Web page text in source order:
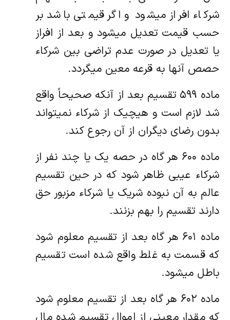
شرکاء افراز میشود و اگر قیمتی باشد بر
حسب قیمت تعدیل ‌میشود و بعد از افراز
یا تعدیل در صورت عدم تراضی بین شرکاء
حصص آنها به قرعه معین میگردد.
ماده ۵۹۹ تقسیم بعد از آنکه صحیحاً واقع
شد لازم است و هیچیک از شرکاء نمیتواند
بدون رضای دیگران از آن رجوع کند.
ماده ۶۰۰ هر گاه در حصه یک یا چند نفر از
شرکاء عیبی ظاهر شود که در حین تقسیم
عالم به آن نبوده شریک یا شرکاء مزبور حق
دارند تقسیم را ‌بهم بزنند.
ماده ۶۰۱ هر گاه بعد از تقسیم معلوم شود
که قسمت به غلط واقع شده است تقسیم
باطل میشود.
ماده ۶۰۲ هر گاه بعد از تقسیم معلوم شود